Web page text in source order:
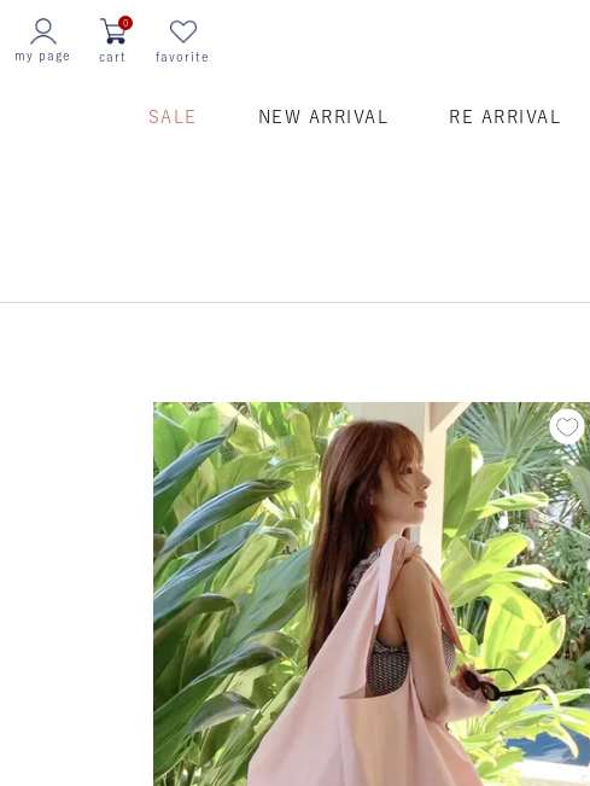
my page cart
0
favorite
SALE NEW ARRIVAL RE ARRIVAL